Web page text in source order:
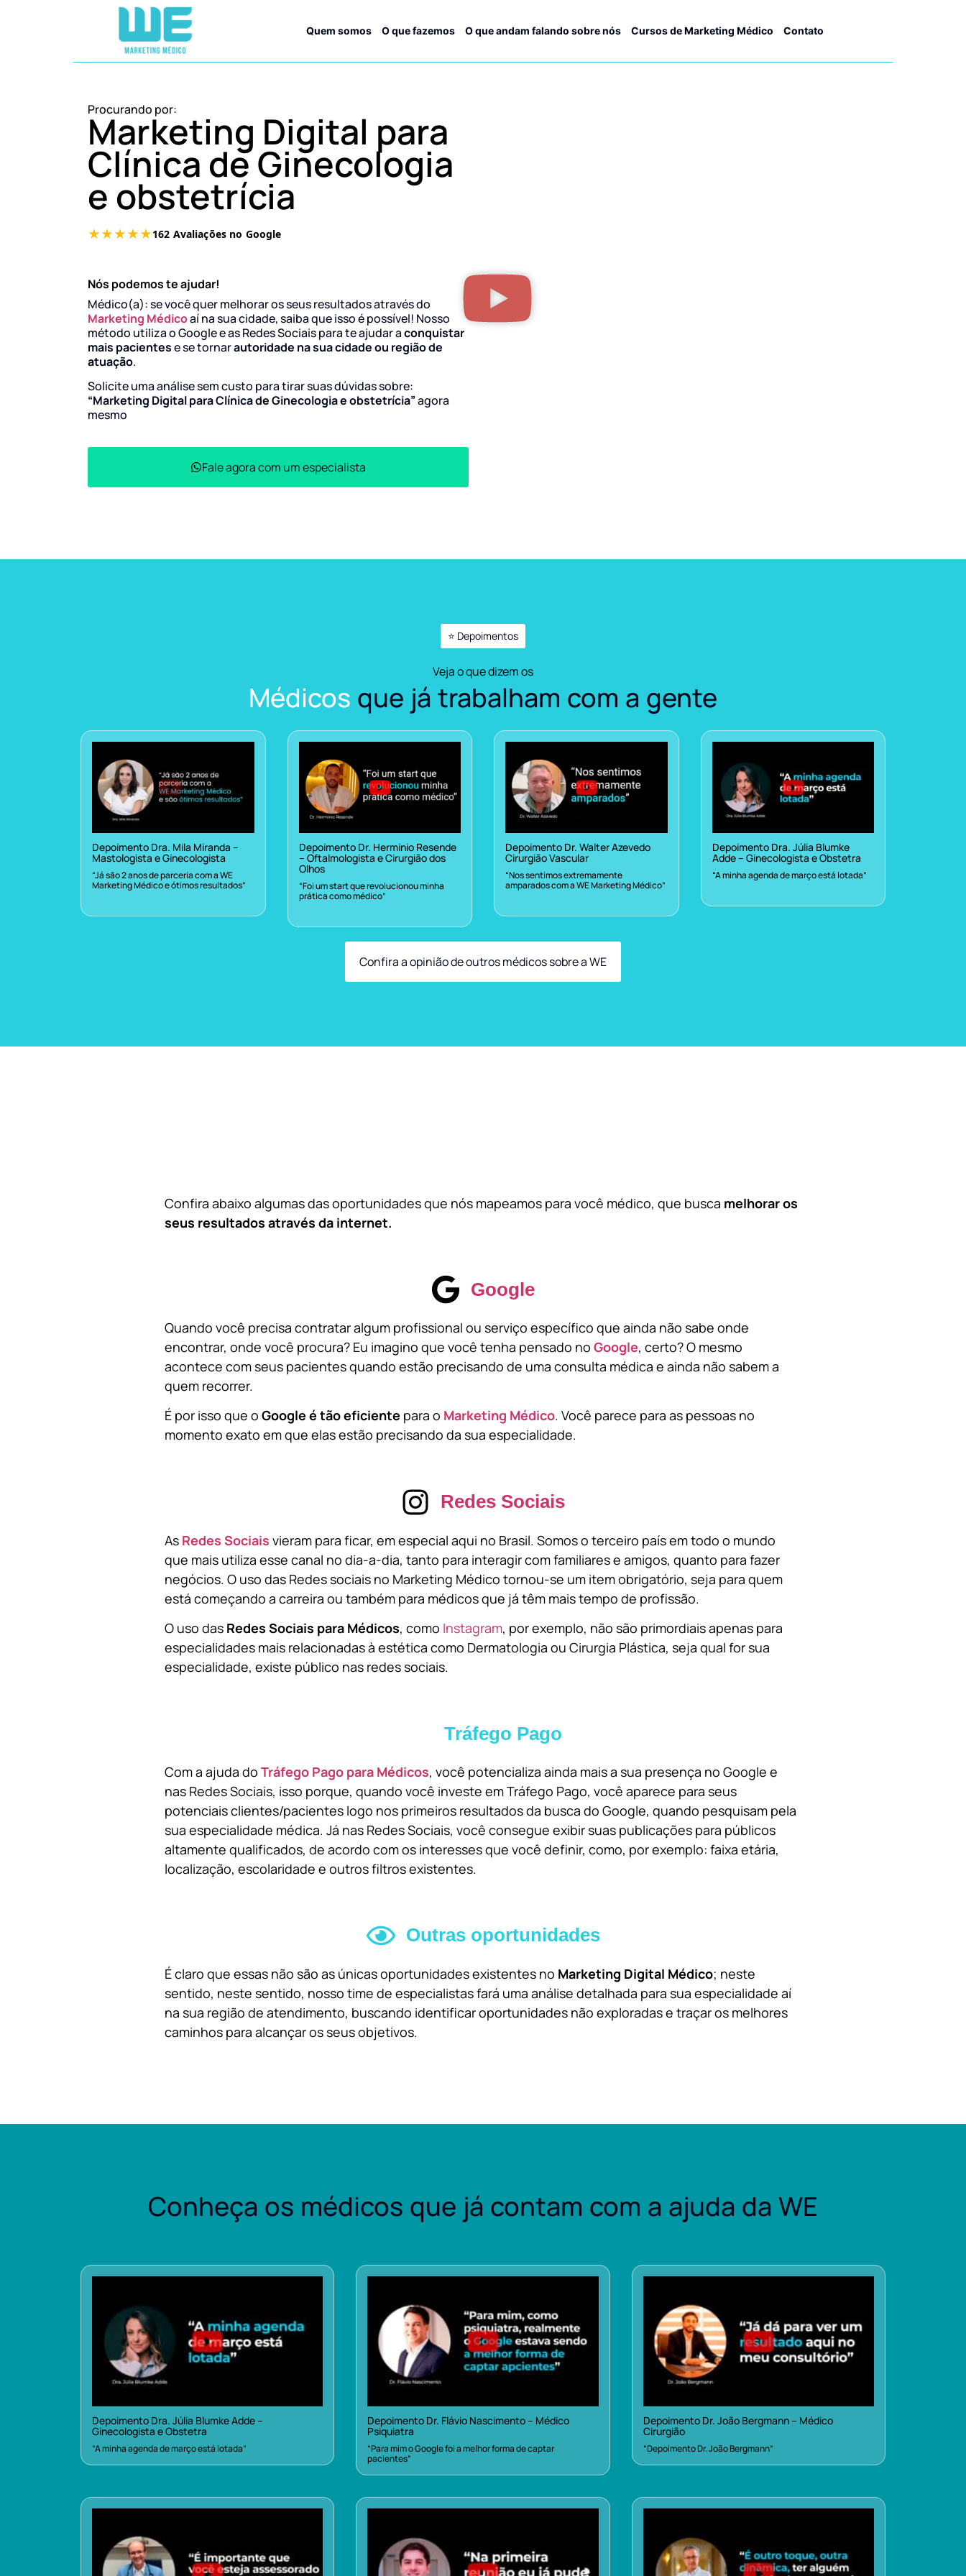
Quem somos O que fazemos O que andam falando sobre nós Cursos de Marketing Médico Contato
Procurando por:
Marketing Digital para
Clínica de Ginecologia
e obstetrícia
Nós podemos te ajudar!
Médico(a): se você quer melhorar os seus resultados através do
Marketing Médicoaí na sua cidade, saiba que isso é possível! Nosso
método utiliza o Google e as Redes Sociais para te ajudar aconquistar
mais pacientese se tornarautoridade na sua cidade ou região de
atuação.
Solicite uma análise sem custo para tirar suas dúvidas sobre:
“Marketing Digital para Clínica de Ginecologia e obstetrícia”agora
mesmo
Fale agora com um especialista
⭐ Depoimentos
Veja o que dizem os
Médicos que já trabalham com a gente
Depoimento Dra. Mila Miranda –
Mastologista e Ginecologista
“Já são 2 anos de parceria com a WE
Marketing Médico e ótimos resultados”
Depoimento Dr. Herminio Resende
– Oftalmologista e Cirurgião dos
Olhos
“Foi um start que revolucionou minha
prática como médico”
Depoimento Dr. Walter Azevedo
Cirurgião Vascular
“Nos sentimos extremamente
amparados com a WE Marketing Médico”
Depoimento Dra. Júlia Blumke
Adde – Ginecologista e Obstetra
“A minha agenda de março está lotada”
Confira a opinião de outros médicos sobre a WE
Confira abaixo algumas das oportunidades que nós mapeamos para você médico, que busca melhorar os
seus resultados através da internet.
Google
Quando você precisa contratar algum profissional ou serviço específico que ainda não sabe onde
encontrar, onde você procura? Eu imagino que você tenha pensado no Google, certo? O mesmo
acontece com seus pacientes quando estão precisando de uma consulta médica e ainda não sabem a
quem recorrer.
É por isso que o Google é tão eficiente para o Marketing Médico. Você parece para as pessoas no
momento exato em que elas estão precisando da sua especialidade.
Redes Sociais
As Redes Sociais vieram para ficar, em especial aqui no Brasil. Somos o terceiro país em todo o mundo
que mais utiliza esse canal no dia-a-dia, tanto para interagir com familiares e amigos, quanto para fazer
negócios. O uso das Redes sociais no Marketing Médico tornou-se um item obrigatório, seja para quem
está começando a carreira ou também para médicos que já têm mais tempo de profissão.
O uso das Redes Sociais para Médicos, como Instagram, por exemplo, não são primordiais apenas para
especialidades mais relacionadas à estética como Dermatologia ou Cirurgia Plástica, seja qual for sua
especialidade, existe público nas redes sociais.
Tráfego Pago
Com a ajuda do Tráfego Pago para Médicos, você potencializa ainda mais a sua presença no Google e
nas Redes Sociais, isso porque, quando você investe em Tráfego Pago, você aparece para seus
potenciais clientes/pacientes logo nos primeiros resultados da busca do Google, quando pesquisam pela
sua especialidade médica. Já nas Redes Sociais, você consegue exibir suas publicações para públicos
altamente qualificados, de acordo com os interesses que você definir, como, por exemplo: faixa etária,
localização, escolaridade e outros filtros existentes.
Outras oportunidades
É claro que essas não são as únicas oportunidades existentes no Marketing Digital Médico; neste
sentido, neste sentido, nosso time de especialistas fará uma análise detalhada para sua especialidade aí
na sua região de atendimento, buscando identificar oportunidades não exploradas e traçar os melhores
caminhos para alcançar os seus objetivos.
Conheça os médicos que já contam com a ajuda da WE
Depoimento Dra. Júlia Blumke Adde –
Ginecologista e Obstetra
“A minha agenda de março está lotada”
Depoimento Dr. Flávio Nascimento – Médico
Psiquiatra
“Para mim o Google foi a melhor forma de captar
pacientes”
Depoimento Dr. João Bergmann – Médico
Cirurgião
“Depoimento Dr. João Bergmann”